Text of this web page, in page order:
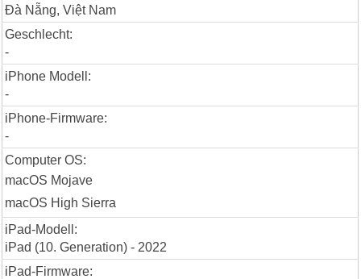
Đà Nẵng, Việt Nam
Geschlecht:
-
iPhone Modell:
-
iPhone-Firmware:
-
Computer OS:
macOS Mojave
macOS High Sierra
iPad-Modell:
iPad (10. Generation) - 2022
iPad-Firmware: